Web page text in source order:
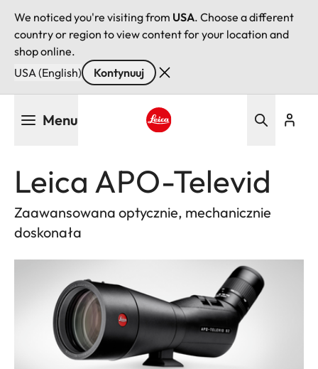
We noticed you're visiting from USA. Choose a different
country or region to view content for your location and
shop online.
USA (English)
Kontynuuj
Menu
Leica APO-Televid
Zaawansowana optycznie, mechanicznie
doskonała